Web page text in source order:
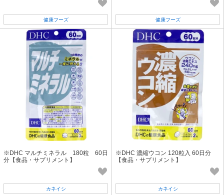
健康フーズ 健康フーズ
※DHC マルチミネラル 180粒 60日
分【食品・サプリメント】
カネイシ
※DHC 濃縮ウコン 120粒入 60日分
【食品・サプリメント】
カネイシ